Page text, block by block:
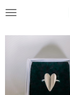
Ga
hoofdinhoud